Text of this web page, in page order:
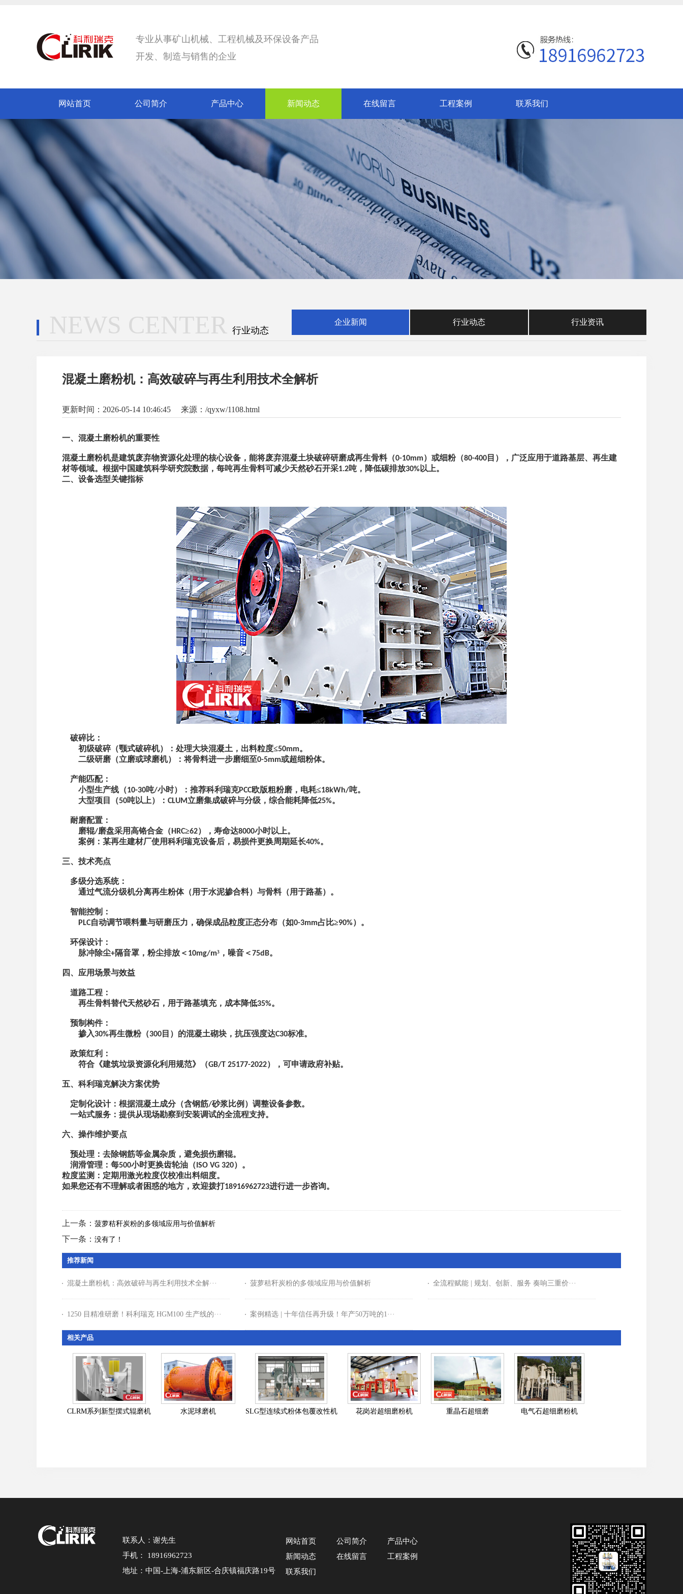
专业从事矿山机械、工程机械及环保设备产品
开发、制造与销售的企业
网站首页 公司简介 产品中心 新闻动态 在线留言 工程案例 联系我们
NEWS CENTER 行业动态
企业新闻 行业动态 行业资讯
混凝土磨粉机：高效破碎与再生利用技术全解析
更新时间：2026-05-14 10:46:45 来源：/qyxw/1108.html
一、混凝土磨粉机的重要性
混凝土磨粉机是建筑废弃物资源化处理的核心设备，能将废弃混凝土块破碎研磨成再生骨料（0-10mm）或细粉（80-400 目），广泛应用于道路基层、再生建
材等领域。根据中国建筑科学研究院数据，每吨再生骨料可减少天然砂石开采1.2吨，降低碳排放30%以上。
二、设备选型关键指标
‌破碎比‌：
初级破碎（颚式破碎机）：处理大块混凝土，出料粒度≤50mm。
二级研磨（立磨或球磨机）：将骨料进一步磨细至0-5mm或超细粉体。
‌产能匹配‌：
小型生产线（10-30吨/小时）：推荐科利瑞克PCC欧版粗粉磨，电耗≤18kWh/吨。
大型项目（50吨以上）： CLUM 立磨集成破碎与分级，综合能耗降低25%。
‌耐磨配置‌：
磨辊/磨盘采用高铬合金（ HRC≥62），寿命达8000小时以上。
案例：某再生建材厂使用科利瑞克设备后，易损件更换周期延长40%。
三、技术亮点
‌多级分选系统‌：
通过气流分级机分离再生粉体（用于水泥掺合料）与骨料（用于路基）。
‌智能控制‌：
PLC自动调节喂料量与研磨压力，确保成品粒度正态分布（如0-3mm占比≥90%）。
‌环保设计‌：
脉冲除尘+隔音罩，粉尘排放＜ 10mg/m³，噪音＜75dB。
四、应用场景与效益
‌道路工程‌：
再生骨料替代天然砂石，用于路基填充，成本降低35%。
‌预制构件‌：
掺入30%再生微粉（300 目）的混凝土砌块，抗压强度达C30标准。
‌政策红利‌：
符合《建筑垃圾资源化利用规范》（GB/T 25177-2022），可申请政府补贴。
五、科利瑞克解决方案优势
‌定制化设计‌：根据混凝土成分（含钢筋/砂浆比例）调整设备参数。
‌一站式服务‌：提供从现场勘察到安装调试的全流程支持。
六、操作维护要点
‌预处理‌：去除钢筋等金属杂质，避免损伤磨辊。
‌润滑管理‌：每500小时更换齿轮油（ ISO VG 320）。
‌粒度监测‌：定期用激光粒度仪校准出料细度。
如果您还有不理解或者困惑的地方，欢迎拨打18916962723进行进一步咨询。
上一条： 菠萝秸秆炭粉的多领域应用与价值解析
下一条： 没有了！
推荐新闻
混凝土磨粉机：高效破碎与再生利用技术全解··· 菠萝秸秆炭粉的多领域应用与价值解析 全流程赋能 | 规划、创新、服务 奏响三重价···
1250 目精准研磨！科利瑞克 HGM100 生产线的··· 案例精选 | 十年信任再升级！年产50万吨的1···
相关产品
CLRM系列新型摆式辊磨机 水泥球磨机 SLG型连续式粉体包覆改性机 花岗岩超细磨粉机 重晶石超细磨 电气石超细磨粉机
联系人：谢先生
手机： 18916962723
地址：中国-上海-浦东新区-合庆镇福庆路19号
网站首页 公司简介
产品中心
新闻动态
在线留言
工程案例
联系我们